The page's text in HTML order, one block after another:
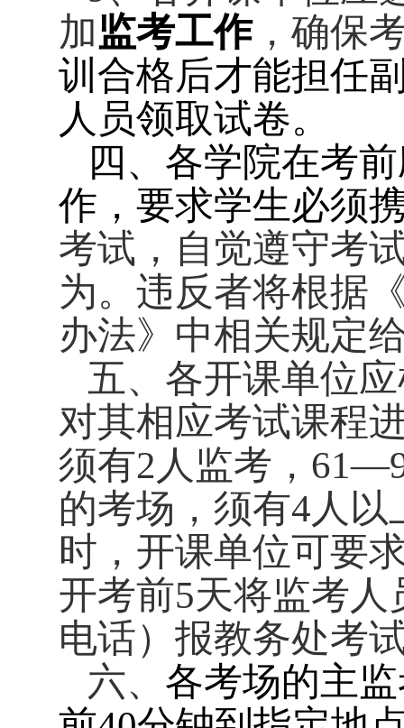
加监考工作，确保
训合格后才能担任
人员领取试卷。
四、各学院在考
作，要求学生必须
考试，自觉遵守考
为。违反者将根据
办法》中相关规定
五、各开课单位
对其相应考试课程
须有2 人监考，
的考场，须有4人
时，开课单位可要
开考前5天将监考人
电话）报教务处考
六、 各考场的主